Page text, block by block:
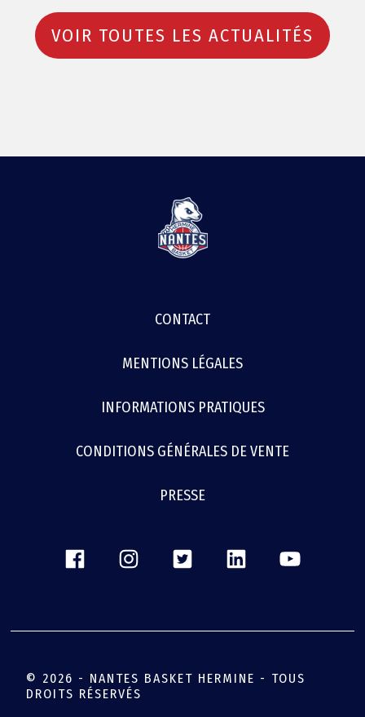
VOIR TOUTES LES ACTUALITÉS
CONTACT
MENTIONS LÉGALES
INFORMATIONS PRATIQUES
CONDITIONS GÉNÉRALES DE VENTE
PRESSE
© 2026 - NANTES BASKET HERMINE - TOUS
DROITS RÉSERVÉS